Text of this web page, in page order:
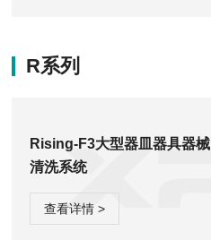
R系列
Rising-F3大型器皿器具器械
清洗系统
查看详情 >